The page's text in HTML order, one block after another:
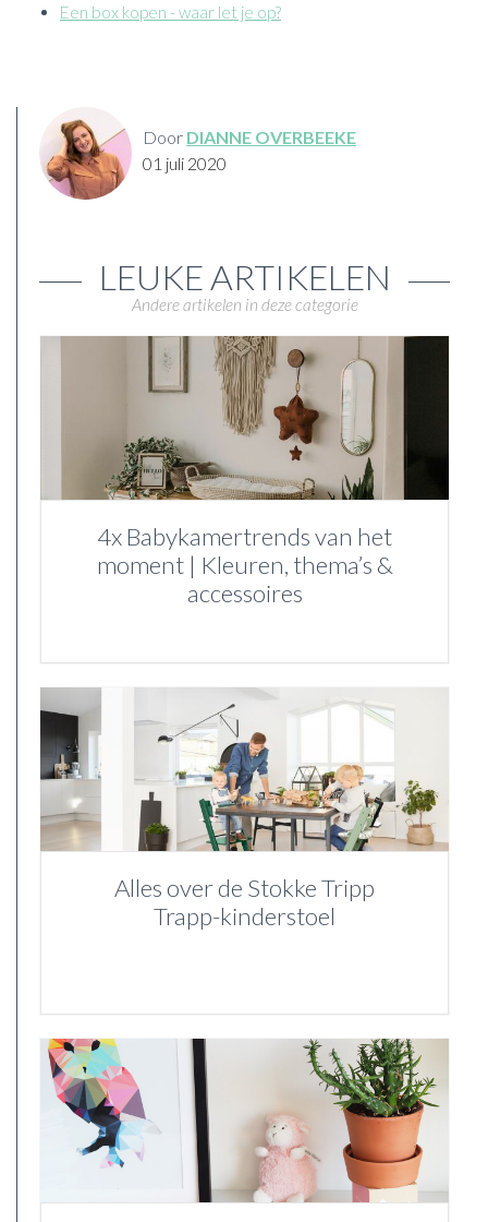
Een box kopen - waar let je op?
Door DIANNE OVERBEEKE
01 juli 2020
LEUKE ARTIKELEN
Andere artikelen in deze categorie
4x Babykamertrends van het
moment | Kleuren, thema’s &
accessoires
Alles over de Stokke Tripp
Trapp-kinderstoel